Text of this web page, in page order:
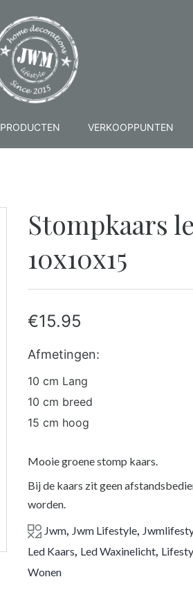
PRODUCTEN VERKOOPPUNTEN
Stompkaars
10x10x15
€15.95
Afmetingen:
10 cm Lang
10 cm breed
15 cm hoog
Mooie groene stomp kaars.
Bij de kaars zit geen
worden.
Jwm, Jwm Lifestyle,
Led Kaars, Led Waxinelicht,
Wonen